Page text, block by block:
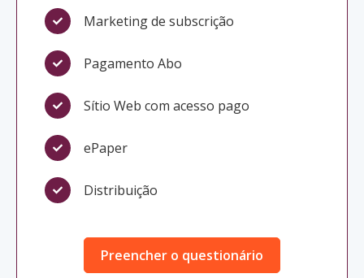
Marketing de subscrição
Pagamento Abo
Sítio Web com acesso pago
ePaper
Distribuição
Preencher o questionário